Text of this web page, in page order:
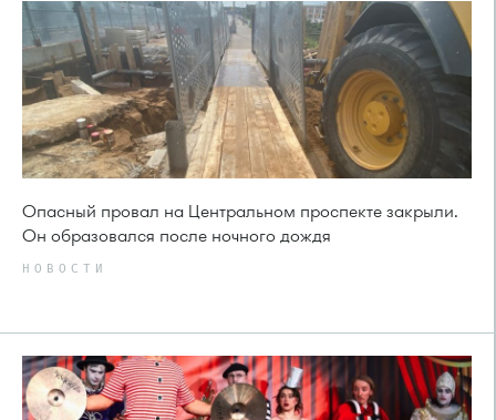
Опасный провал на Центральном проспекте закрыли.
Он образовался после ночного дождя
НОВОСТИ